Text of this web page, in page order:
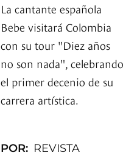
La cantante española
Bebe visitará Colombia
con su tour "Diez años
no son nada", celebrando
el primer decenio de su
carrera artística.
POR: REVISTA